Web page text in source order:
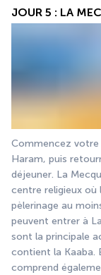
JOUR 5 : LA
Commencez votre
Haram, puis
déjeuner. La
centre religieux où
pèlerinage au
peuvent entrer à
sont la principale
contient la Kaaba.
comprend